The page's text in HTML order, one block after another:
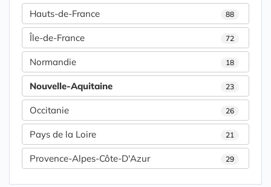
Hauts-de-France 88
Île-de-France 72
Normandie 18
Nouvelle-Aquitaine 23
Occitanie 26
Pays de la Loire 21
Provence-Alpes-Côte-D'Azur 29